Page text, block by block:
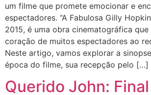
um filme que promete emocionar e
espectadores. “A Fabulosa Gilly
2015, é uma obra cinematográfica
coração de muitos espectadores ao
Neste artigo, vamos explorar a
época do filme, sua recepção pelo […]
Querido John: Final